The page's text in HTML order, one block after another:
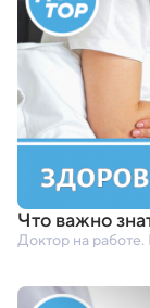
Что важно
Доктор на